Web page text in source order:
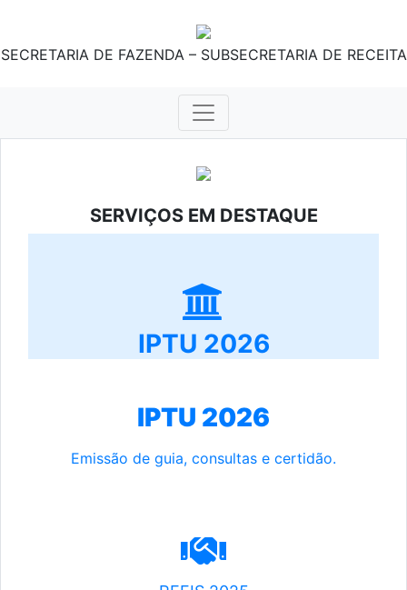
SECRETARIA DE FAZENDA – SUBSECRETARIA DE RECEITA
SERVIÇOS EM DESTAQUE
IPTU 2026
IPTU 2026
Emissão de guia, consultas e certidão.